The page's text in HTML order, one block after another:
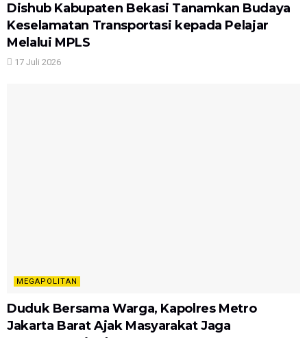
Dishub Kabupaten Bekasi Tanamkan Budaya
Keselamatan Transportasi kepada Pelajar
Melalui MPLS
17 Juli 2026
MEGAPOLITAN
Duduk Bersama Warga, Kapolres Metro
Jakarta Barat Ajak Masyarakat Jaga